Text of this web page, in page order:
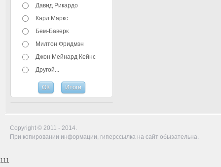
Давид Рикардо
Карл Маркс
Бем-Баверк
Милтон Фридмэн
Джон Мейнард Кейнс
Другой...
Copyright © 2011 - 2014.
При копировании информации, гиперссылка на сайт обызательна.
111